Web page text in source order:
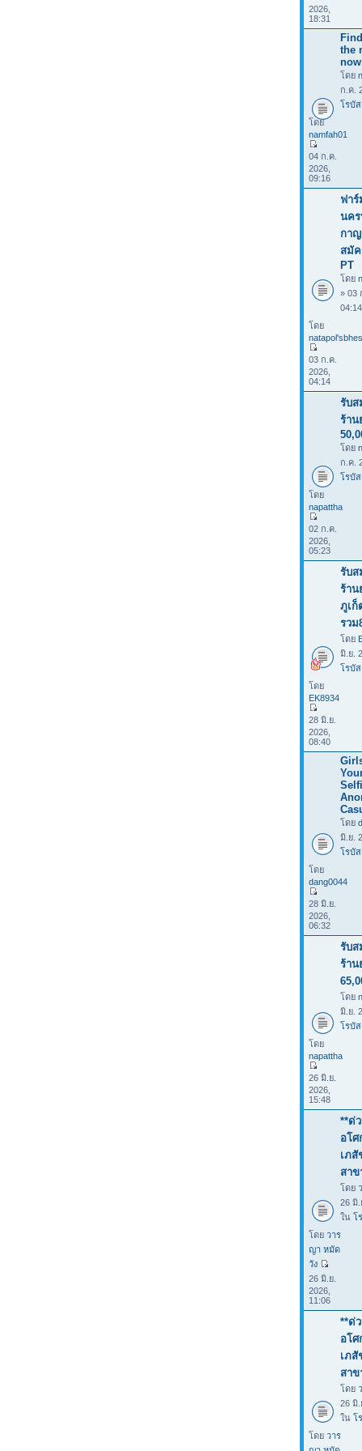
2026,
18:31
the
now
โดย
ก.ค.
โรบั
โดย
namfah01
04 ก.ค.
2026,
09:16
ฟาร์
นค
กาญ
สมัค
PT
โดย
» 03
โดย
03 ก.ค.
2026,
04:14
รับส
ร้าน
โดย
ก.ค.
โรบั
โดย
napattha
02 ก.ค.
2026,
05:23
รับส
ร้าน
ภูเก็
รวม
โดย
มิ.ย.
โรบั
โดย
EK8934
28 มิ.ย.
2026,
08:40
โดย
มิ.ย.
โรบั
โดย
dang0044
28 มิ.ย.
2026,
06:32
รับส
ร้าน
โดย
มิ.ย.
โรบั
โดย
napattha
26 มิ.ย.
2026,
15:48
**ด่
อโ
เภสั
สาข
โดย
26 มิ.
ใน โ
โดย วาร
ญา หมัด
วัง
26 มิ.ย.
2026,
11:06
**ด่
อโ
เภสั
สาข
โดย
26 มิ.
ใน โ
โดย วาร